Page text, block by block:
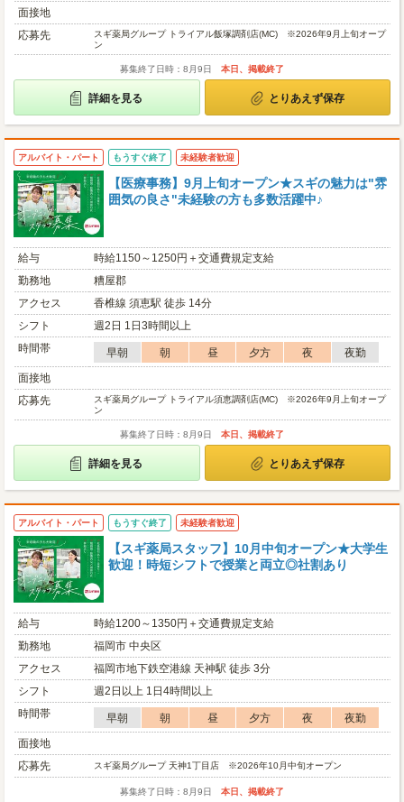
面接地
応募先
スギ薬局グループ トライアル飯塚調剤店(MC) ※2026年9月上旬オープ
ン
募集終了日時：8月9日 本日、掲載終了
詳細を見る とりあえず保存
アルバイト・パート もうすぐ終了 未経験者歓迎
【医療事務】9月上旬オープン★スギの魅力は"雰
囲気の良さ"未経験の方も多数活躍中♪
給与
時給1150～1250円＋交通費規定支給
勤務地
糟屋郡
アクセス
香椎線 須恵駅 徒歩 14分
シフト
週2日 1日3時間以上
時間帯
早朝 朝 昼 夕方 夜
夜勤
面接地
応募先
スギ薬局グループ トライアル須恵調剤店(MC) ※2026年9月上旬オープ
ン
募集終了日時：8月9日 本日、掲載終了
詳細を見る とりあえず保存
アルバイト・パート もうすぐ終了 未経験者歓迎
【スギ薬局スタッフ】10月中旬オープン★大学生
歓迎！時短シフトで授業と両立◎社割あり
給与
時給1200～1350円＋交通費規定支給
勤務地
福岡市 中央区
アクセス
福岡市地下鉄空港線 天神駅 徒歩 3分
シフト
週2日以上 1日4時間以上
時間帯
早朝 朝 昼 夕方 夜
夜勤
面接地
応募先
スギ薬局グループ 天神1丁目店 ※2026年10月中旬オープン
募集終了日時：8月9日 本日、掲載終了